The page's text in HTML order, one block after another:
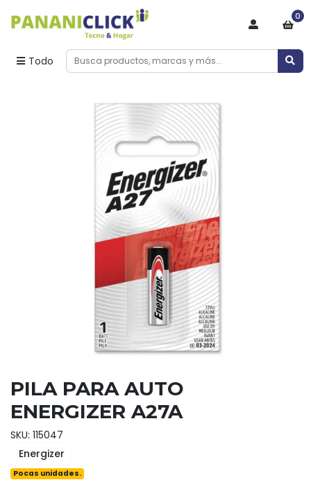
Todo
0
PILA PARA AUTO
ENERGIZER A27A
SKU: 115047
Energizer
Pocas unidades.